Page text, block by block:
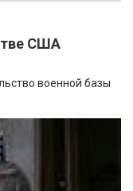
США
военной базы